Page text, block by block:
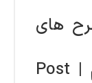
های
پست برای گوتنبرگ پرمیوم | Post